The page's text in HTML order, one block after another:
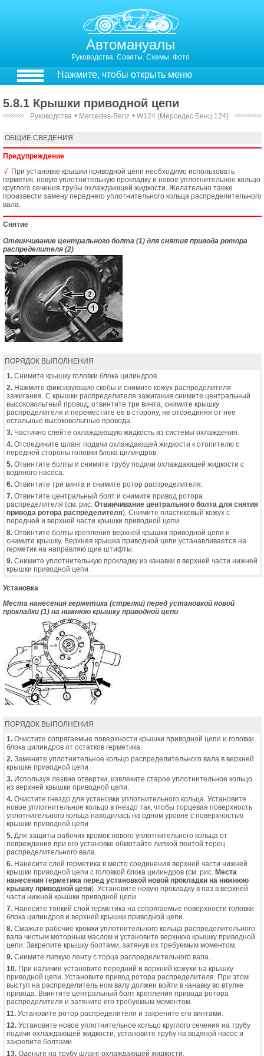
Автомануалы
Руководства. Советы. Схемы. Фото
Нажмите, чтобы открыть меню
5.8.1 Крышки приводной цепи
Руководства ￫ Mercedes-Benz ￫ W124 (Мерседес Бенц 124)
ОБЩИЕ СВЕДЕНИЯ
Предупреждение
При установке крышки приводной цепи необходимо использовать
герметик, новую уплотнительную прокладку и новое уплотнительное кольцо
круглого сечения трубы охлаждающей жидкости. Желательно также
произвести замену переднего уплотнительного кольца распределительного
вала.
Снятие
Отвинчивание центрального болта (1) для снятия привода ротора
распределителя (2)
ПОРЯДОК ВЫПОЛНЕНИЯ
1. Снимите крышку головки блока цилиндров.
2. Нажмите фиксирующие скобы и снимите кожух распределителя
зажигания. С крышки распределителя зажигания снимите центральный
высоковольтный провод, отвинтите три винта, снимите крышку
распределителя и переместите ее в сторону, не отсоединяя от нее
остальные высоковольтные провода.
3. Частично слейте охлаждающую жидкость из системы охлаждения.
4. Отсоедините шланг подачи охлаждающей жидкости к отопителю с
передней стороны головки блока цилиндров.
5. Отвинтите болты и снимите трубу подачи охлаждающей жидкости с
водяного насоса.
6. Отвинтите три винта и снимите ротор распределителя.
7. Отвинтите центральный болт и снимите привод ротора
распределителя (см. рис. Отвинчивание центрального болта для снятия
привода ротора распределителя). Снимите пластиковый кожух с
передней и верхней части крышки приводной цепи.
8. Отвинтите болты крепления верхней крышки приводной цепи и
снимите крышку. Верхняя крышка приводной цепи устанавливается на
герметик на направляю щие штифты.
9. Снимите уплотнительную прокладку из канавки в верхней части нижней
крышки приводной цепи.
Установка
Места нанесения герметика (стрелки) перед установкой новой
прокладки (1) на нижнюю крышку приводной цепи
ПОРЯДОК ВЫПОЛНЕНИЯ
1. Очистите сопрягаемые поверхности крышки приводной цепи и головки
блока цилиндров от остатков герметика.
2. Замените уплотнительное кольцо распределительного вала в верхней
крышке приводной цепи.
3. Используя лезвие отвертки, извлеките старое уплотнительное кольцо
из верхней крышки приводной цепи.
4. Очистите гнездо для установки уплотнительного кольца. Установите
новое уплотнительное кольцо в гнездо так, чтобы торцевая поверхность
уплотнительного кольца находилась на одном уровне с поверхностью
крышки приводной цепи.
5. Для защиты рабочих кромок нового уплотнительного кольца от
повреждения при его установке обмотайте липкой лентой торец
распределительного вала.
6. Нанесите слой герметика в место соединения верхней части нижней
крышки приводной цепи с головкой блока цилиндров (см. рис. Места
нанесения герметика перед установкой новой прокладки на нижнюю
крышку приводной цепи). Установите новую прокладку в паз в верхней
части нижней крышки приводной цепи.
7. Нанесите тонкий слой герметика на сопрягаемые поверхности головки
блока цилиндров и верхней крышки приводной цепи.
8. Смажьте рабочие кромки уплотнительного кольца распределительного
вала чистым моторным маслом и установите верхнюю крышку приводной
цепи. Закрепите крышку болтами, затянув их требуемым моментом.
9. Снимите липкую ленту с торца распределительного вала.
10. При наличии установите передний и верхний кожухи на крышку
приводной цепи. Установите привод ротора распределителя. При этом
выступ на распределитель ном валу должен войти в канавку во втулке
привода. Ввинтите центральный болт крепления привода ротора
распределителя и затяните его требуемым моментом.
11. Установите ротор распределителя и закрепите его винтами.
12. Установите новое уплотнительное кольцо круглого сечения на трубу
подачи охлаждающей жидкости, установите трубу на водяной насос и
закрепите болтами.
13. Оденьте на трубу шланг охлаждающей жидкости.